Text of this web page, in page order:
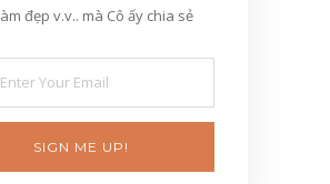
đẹp v.v.. mà Cô ấy chia sẻ
SIGN ME UP!